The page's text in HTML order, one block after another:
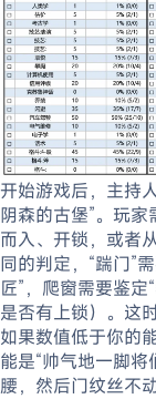
开始游戏后，主持
阴森的古堡”。玩
而入、开锁，或者
同的判定，“踹门”
匠”，爬窗需要鉴定
是否有上锁）。这
如果数值低于你的
能是“帅气地一脚将
腰，然后门纹丝不动